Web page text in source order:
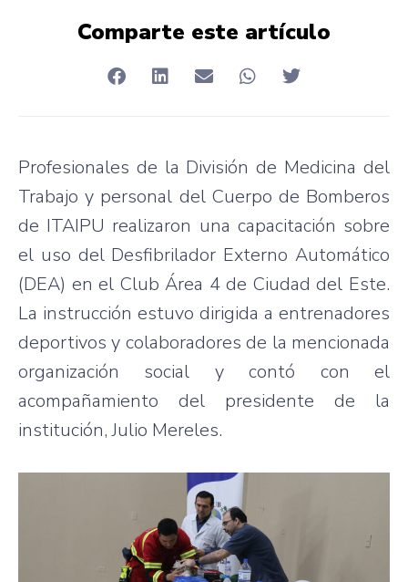
Comparte este artículo
Profesionales de la División de Medicina del
Trabajo y personal del Cuerpo de Bomberos
de ITAIPU realizaron una capacitación sobre
el uso del Desfibrilador Externo Automático
(DEA) en el Club Área 4 de Ciudad del Este.
La instrucción estuvo dirigida a entrenadores
deportivos y colaboradores de la mencionada
organización social y contó con el
acompañamiento del presidente de la
institución, Julio Mereles.